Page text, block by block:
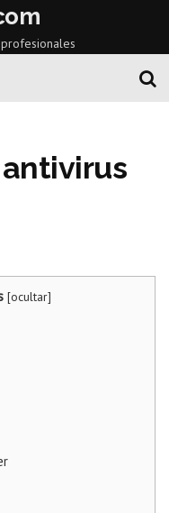
[ocultar]